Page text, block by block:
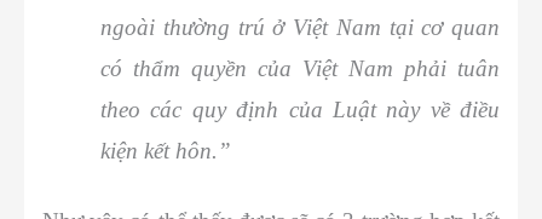
ngoài thường trú ở Việt Nam tại cơ quan
có thẩm quyền của Việt Nam phải tuân
theo các quy định của Luật này về điều
kiện kết hôn.”